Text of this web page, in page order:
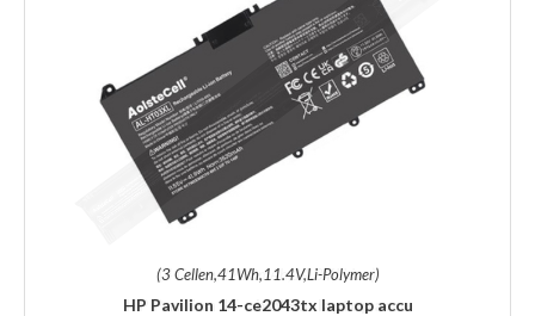
(3 Cellen,41Wh,11.4V,Li-Polymer)
HP Pavilion 14-ce2043tx laptop accu